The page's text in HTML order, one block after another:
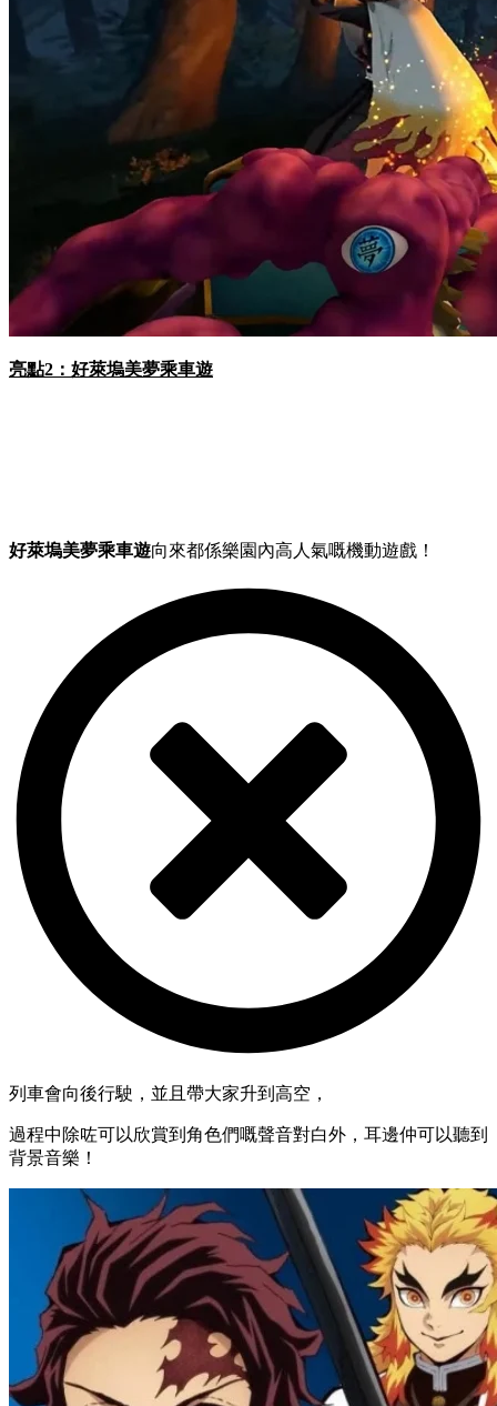
亮點2：好萊塢美夢乘車遊
好萊塢美夢乘車遊向來都係樂園內高人氣嘅機動遊戲！
列車會向後行駛，並且帶大家升到高空，
過程中除咗可以欣賞到角色們嘅聲音對白外，耳邊仲可以聽到
背景音樂！